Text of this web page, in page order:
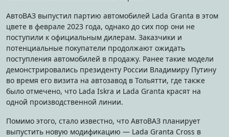
АвтоВАЗ выпустил партию автомобилей Lada Granta в этом
цвете в феврале 2023 года, однако до сих пор они не
поступили к официальным дилерам. Заказчики и
потенциальные покупатели продолжают ожидать
поступления автомобилей в продажу. Ранее такие модели
демонстрировались президенту России Владимиру Путину
во время его визита на автозавод в Тольятти, где также
было отмечено, что Lada Iskra и Lada Granta красят на
одной производственной линии.
Помимо этого, стало известно, что АвтоВАЗ планирует
выпустить новую модификацию — Lada Granta Cross в